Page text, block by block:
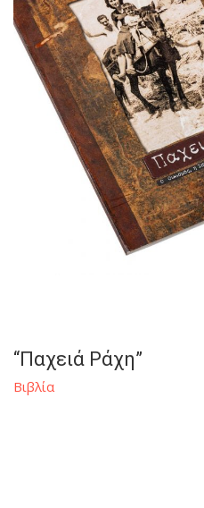
“Παχειά Ράχη”
Βιβλία